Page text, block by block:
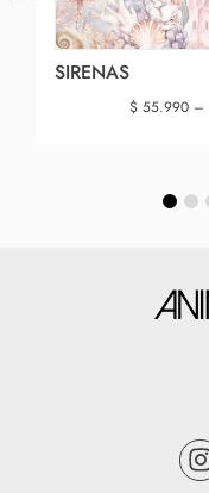
SIRENAS
$55.990 –